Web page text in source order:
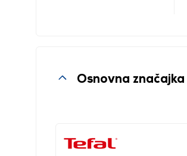
Osnovna značajka